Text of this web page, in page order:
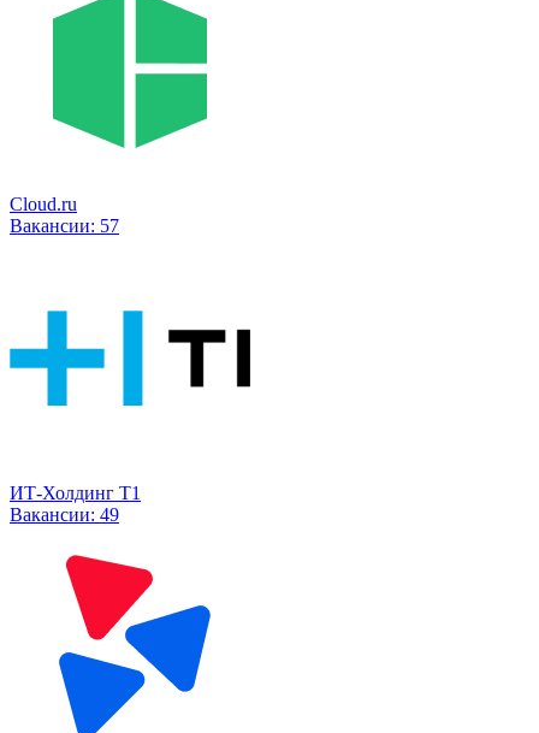
Cloud.ru
Вакансии: 57
ИТ-Холдинг Т1
Вакансии: 49